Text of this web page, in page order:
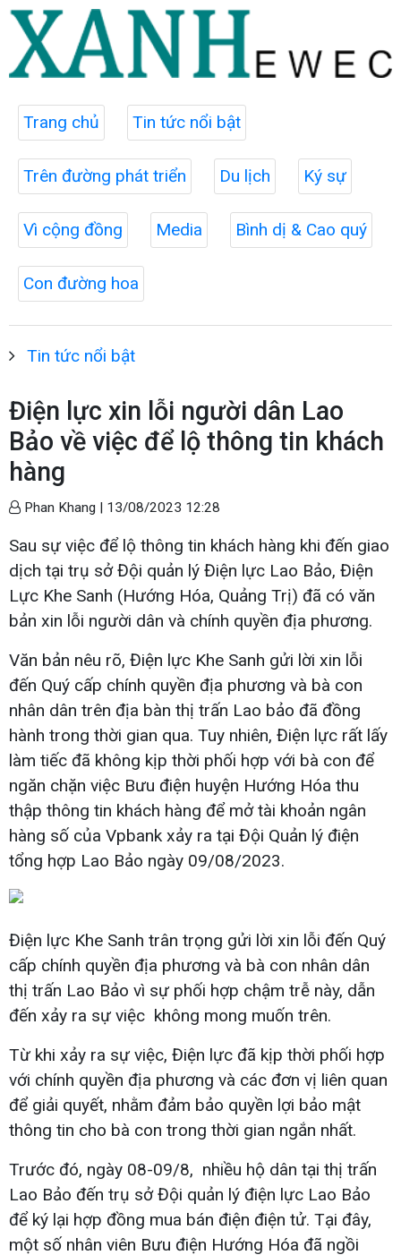
Trang chủ Tin tức nổi bật
Trên đường phát triển Du lịch Ký sự
Vì cộng đồng Media Bình dị & Cao quý
Con đường hoa
Tin tức nổi bật
Điện lực xin lỗi người dân Lao
Bảo về việc để lộ thông tin khách
hàng
Phan Khang | 13/08/2023 12:28
Sau sự việc để lộ thông tin khách hàng khi đến giao
dịch tại trụ sở Đội quản lý Điện lực Lao Bảo, Điện
Lực Khe Sanh (Hướng Hóa, Quảng Trị) đã có văn
bản xin lỗi người dân và chính quyền địa phương.
Văn bản nêu rõ, Điện lực Khe Sanh gửi lời xin lỗi
đến Quý cấp chính quyền địa phương và bà con
nhân dân trên địa bàn thị trấn Lao bảo đã đồng
hành trong thời gian qua. Tuy nhiên, Điện lực rất lấy
làm tiếc đã không kịp thời phối hợp với bà con để
ngăn chặn việc Bưu điện huyện Hướng Hóa thu
thập thông tin khách hàng để mở tài khoản ngân
hàng số của Vpbank xảy ra tại Đội Quản lý điện
tổng hợp Lao Bảo ngày 09/08/2023.
Điện lực Khe Sanh trân trọng gửi lời xin lỗi đến Quý
cấp chính quyền địa phương và bà con nhân dân
thị trấn Lao Bảo vì sự phối hợp chậm trễ này, dẫn
đến xảy ra sự việc không mong muốn trên.
Từ khi xảy ra sự việc, Điện lực đã kịp thời phối hợp
với chính quyền địa phương và các đơn vị liên quan
để giải quyết, nhằm đảm bảo quyền lợi bảo mật
thông tin cho bà con trong thời gian ngắn nhất.
Trước đó, ngày 08-09/8, nhiều hộ dân tại thị trấn
Lao Bảo đến trụ sở Đội quản lý điện lực Lao Bảo
để ký lại hợp đồng mua bán điện điện tử. Tại đây,
một số nhân viên Bưu điện Hướng Hóa đã ngồi